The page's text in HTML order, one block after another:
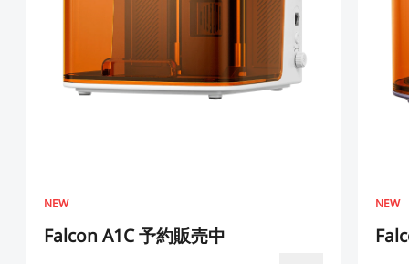
NEW
Falcon A1C 予約販売中
NEW